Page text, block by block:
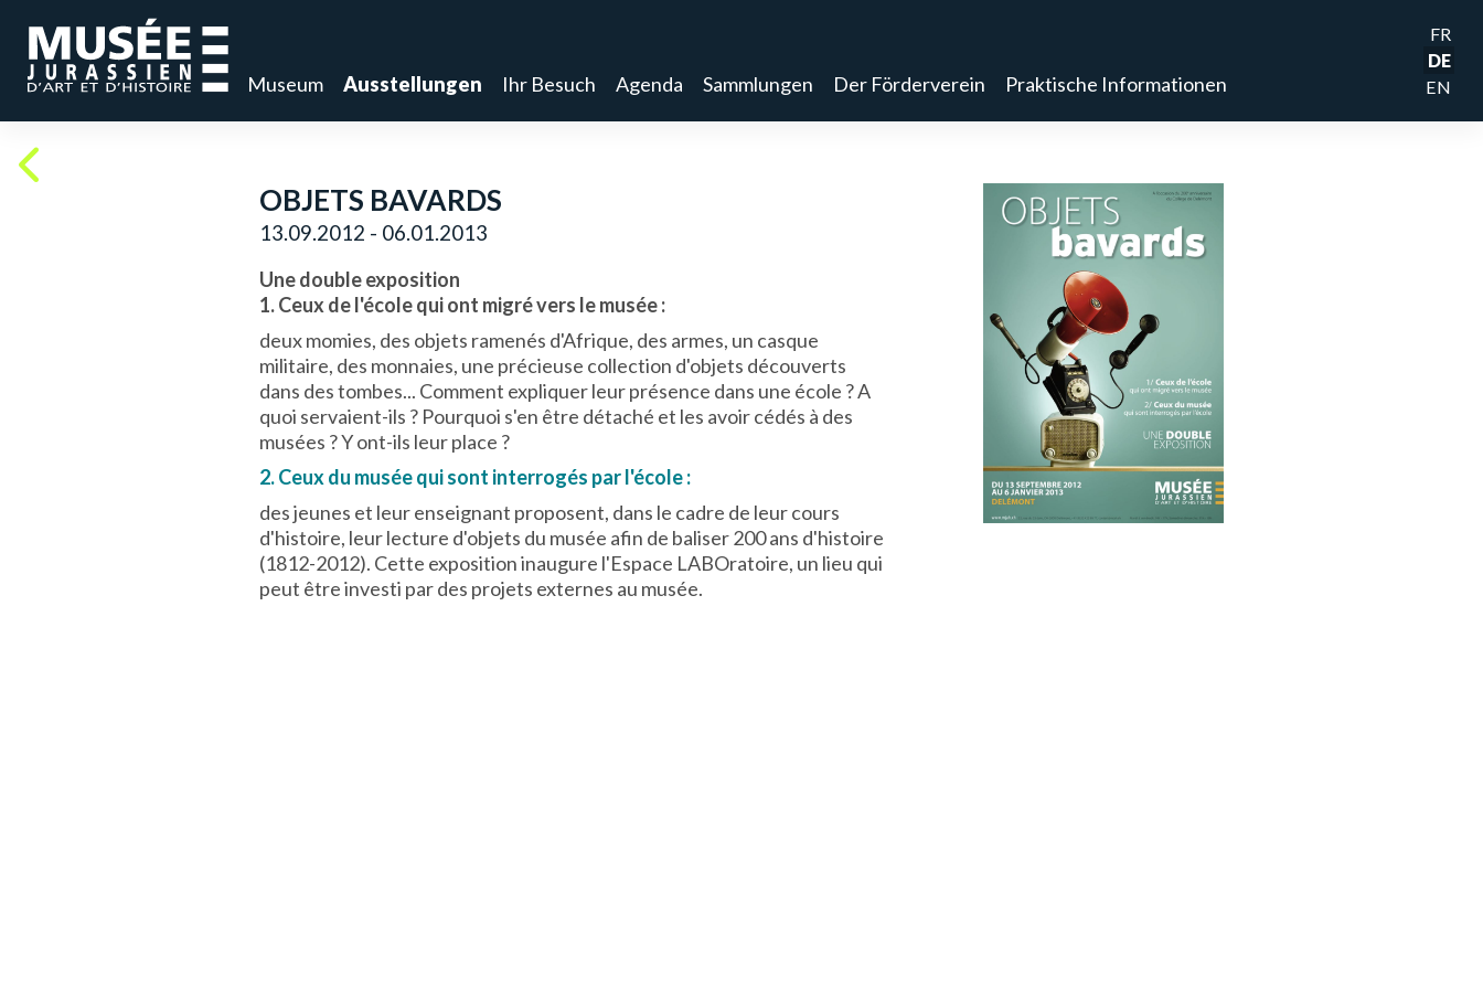
Museum Ausstellungen Ihr Besuch Agenda Sammlungen Der Förderverein Praktische Informationen
FR
DE
EN
OBJETS BAVARDS
13.09.2012 - 06.01.2013
Une double exposition
1. Ceux de l'école qui ont migré vers le musée :
deux momies, des objets ramenés d'Afrique, des armes, un casque
militaire, des monnaies, une précieuse collection d'objets découverts
dans des tombes... Comment expliquer leur présence dans une école ? A
quoi servaient-ils ? Pourquoi s'en être détaché et les avoir cédés à des
musées ? Y ont-ils leur place ?
2. Ceux du musée qui sont interrogés par l'école :
des jeunes et leur enseignant proposent, dans le cadre de leur cours
d'histoire, leur lecture d'objets du musée afin de baliser 200 ans d'histoire
(1812-2012). Cette exposition inaugure l'Espace LABOratoire, un lieu qui
peut être investi par des projets externes au musée.